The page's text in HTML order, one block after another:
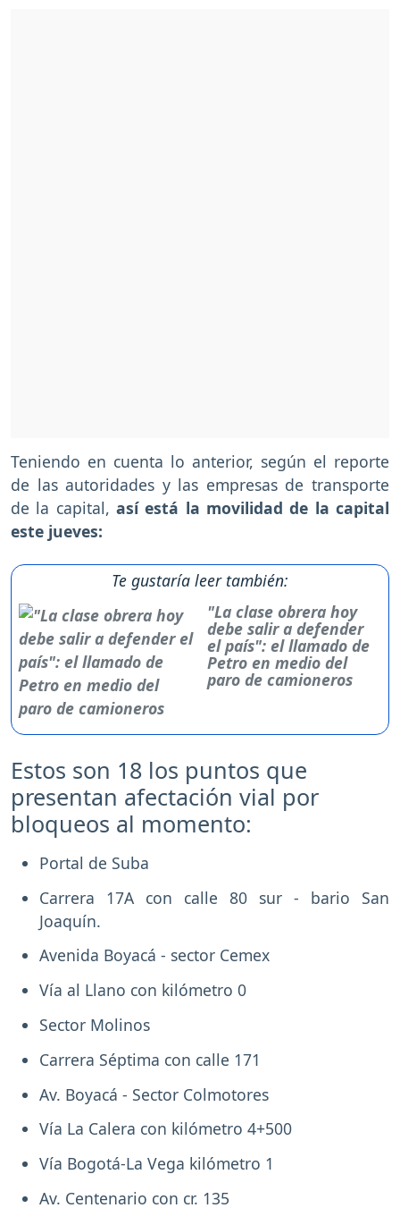
Teniendo en cuenta lo anterior, según el reporte
de las autoridades y las empresas de transporte
de la capital, así está la movilidad de la capital
este jueves:
Te gustaría leer también:
"La clase obrera hoy
debe salir a defender
el país": el llamado de
Petro en medio del
paro de camioneros
Estos son 18 los puntos que
presentan afectación vial por
bloqueos al momento:
Portal de Suba
Carrera 17A con calle 80 sur - bario San
Joaquín.
Avenida Boyacá - sector Cemex
Vía al Llano con kilómetro 0
Sector Molinos
Carrera Séptima con calle 171
Av. Boyacá - Sector Colmotores
Vía La Calera con kilómetro 4+500
Vía Bogotá-La Vega kilómetro 1
Av. Centenario con cr. 135